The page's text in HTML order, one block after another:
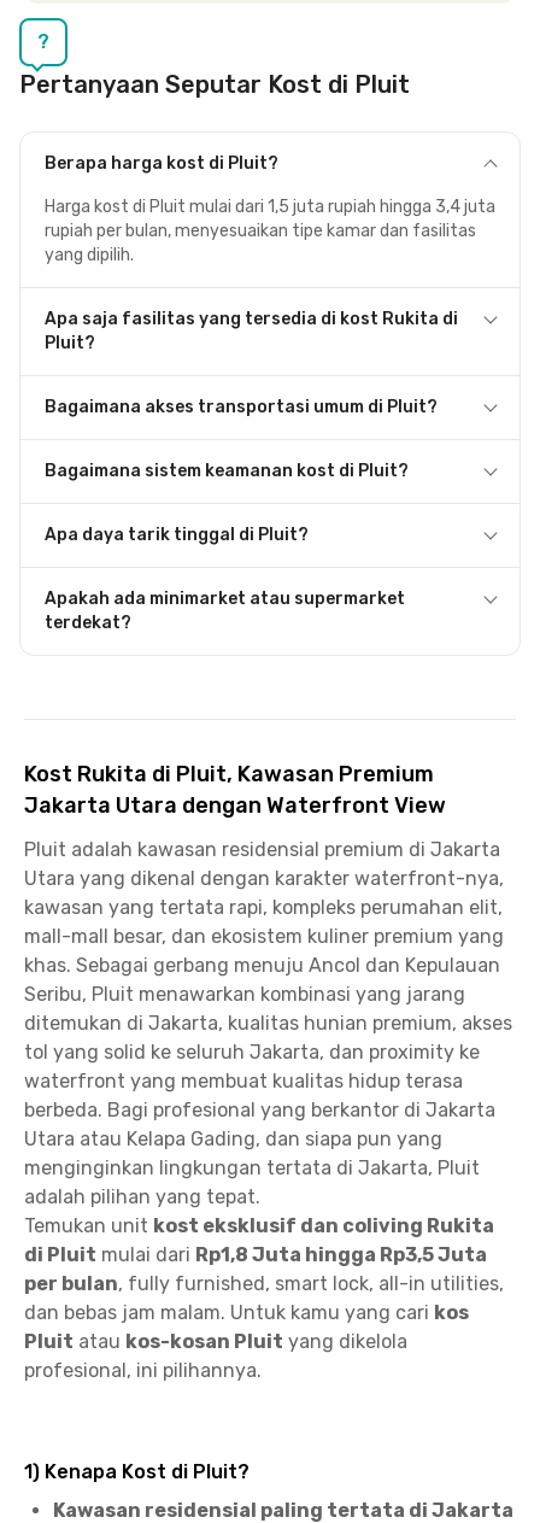
?
Pertanyaan Seputar Kost di Pluit
Berapa harga kost di Pluit?
Harga kost di Pluit mulai dari 1,5 juta rupiah hingga 3,4 juta
rupiah per bulan, menyesuaikan tipe kamar dan fasilitas
yang dipilih.
Apa saja fasilitas yang tersedia di kost Rukita di
Pluit?
Bagaimana akses transportasi umum di Pluit?
Bagaimana sistem keamanan kost di Pluit?
Apa daya tarik tinggal di Pluit?
Apakah ada minimarket atau supermarket
terdekat?
Kost Rukita di Pluit, Kawasan Premium
Jakarta Utara dengan Waterfront View
Pluit adalah kawasan residensial premium di Jakarta
Utara yang dikenal dengan karakter waterfront-nya,
kawasan yang tertata rapi, kompleks perumahan elit,
mall-mall besar, dan ekosistem kuliner premium yang
khas. Sebagai gerbang menuju Ancol dan Kepulauan
Seribu, Pluit menawarkan kombinasi yang jarang
ditemukan di Jakarta, kualitas hunian premium, akses
tol yang solid ke seluruh Jakarta, dan proximity ke
waterfront yang membuat kualitas hidup terasa
berbeda. Bagi profesional yang berkantor di Jakarta
Utara atau Kelapa Gading, dan siapa pun yang
menginginkan lingkungan tertata di Jakarta, Pluit
adalah pilihan yang tepat.
Temukan unit kost eksklusif dan coliving Rukita
di Pluit mulai dari Rp1,8 Juta hingga Rp3,5 Juta
per bulan, fully furnished, smart lock, all-in utilities,
dan bebas jam malam. Untuk kamu yang cari kos
Pluit atau kos-kosan Pluit yang dikelola
profesional, ini pilihannya.
1) Kenapa Kost di Pluit?
Kawasan residensial paling tertata di Jakarta